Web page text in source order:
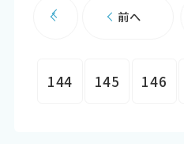
前へ
144 145 146